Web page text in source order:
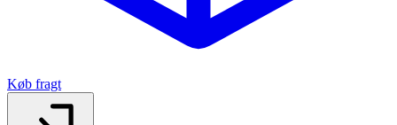
Køb fragt